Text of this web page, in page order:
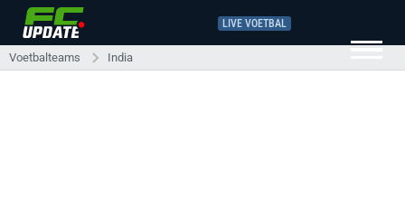
LIVE VOETBAL
Voetbalteams India